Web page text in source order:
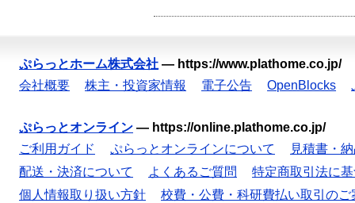
ぷらっとホーム株式会社 — https://www.plathome.co.jp/
会社概要
株主・投資家情報 電子公告 OpenBlocks
ぷらっとオンライン — https://online.plathome.co.jp/
ご利用ガイド
ぷらっとオンラインについて
見積書・
配送・決済について
よくあるご質問
特定商取引法に
個人情報取り扱い方針
校費・公費・科研費払い取引のご